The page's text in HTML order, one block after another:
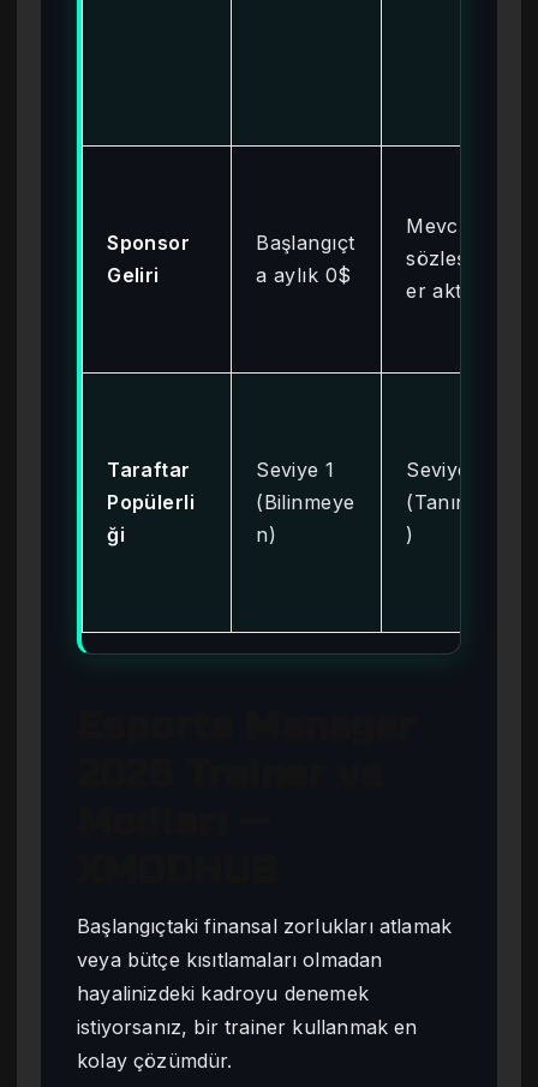
Sponsor
Geliri
Başlangıçt
a aylık 0$
Mevcut
sözleşmel
er aktif
Taraftar
Popülerli
ği
Seviye 1
(Bilinmeye
n)
Seviye 3
(Tanınmış
)
Başlangıçtaki finansal zorlukları atlamak
veya bütçe kısıtlamaları olmadan
hayalinizdeki kadroyu denemek
istiyorsanız, bir trainer kullanmak en
kolay çözümdür.